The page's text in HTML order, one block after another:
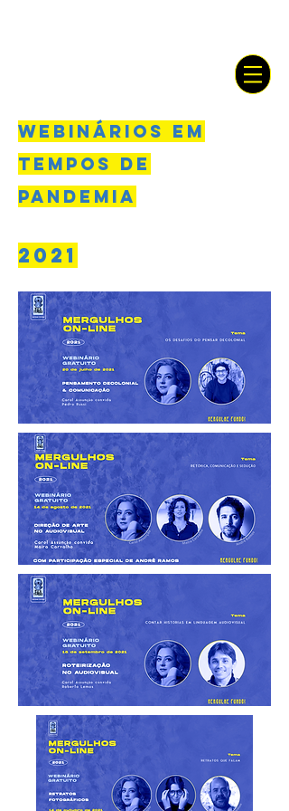
WEBINÁRIOS EM
TEMPOS DE
PANDEMIA
2021